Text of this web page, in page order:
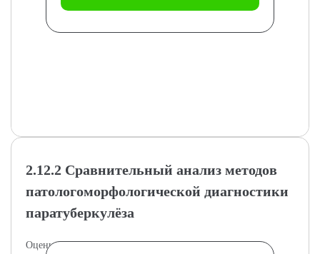
2.12.2 Сравнительный анализ методов
патологоморфологической диагностики
паратуберкулёза
Оцениваются достоинства и недостатки используемых